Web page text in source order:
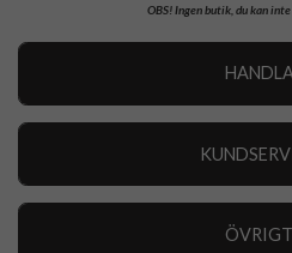
OBS!Ingen butik, du kan
ÖVRIGT